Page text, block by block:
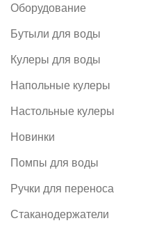
Оборудование
Бутыли для воды
Кулеры для воды
Напольные кулеры
Настольные кулеры
Новинки
Помпы для воды
Ручки для переноса
Стаканодержатели